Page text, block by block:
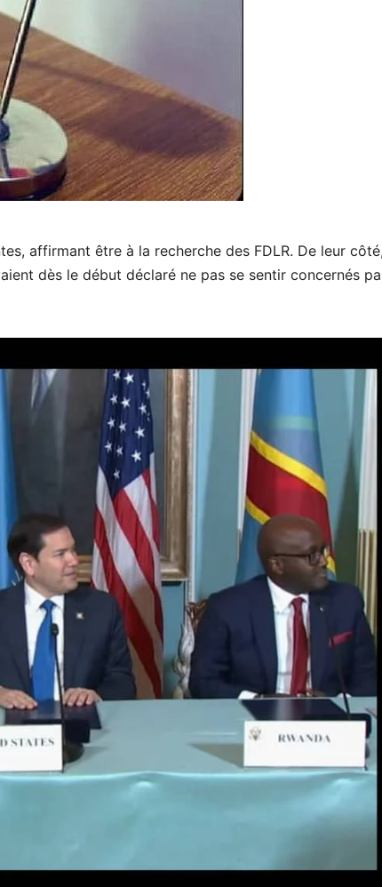
affirmant être à la recherche des FDLR. De leur
dès le début déclaré ne pas se sentir concernés